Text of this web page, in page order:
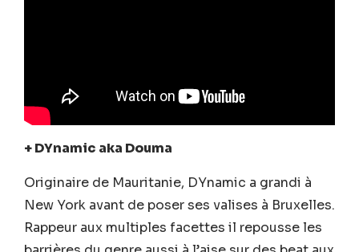
+ DYnamic aka Douma
Originaire de Mauritanie, DYnamic a grandi à
New York avant de poser ses valises à Bruxelles.
Rappeur aux multiples facettes il repousse les